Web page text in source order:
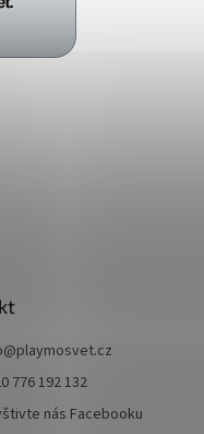
@playmosvet.cz
776 192 132
nás Facebooku